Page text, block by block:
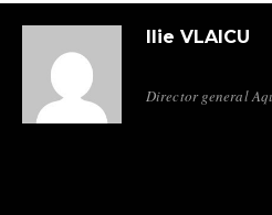
Ilie VLAICU
Director general